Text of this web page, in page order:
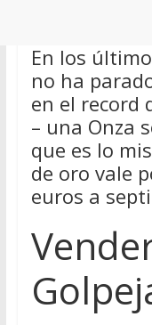
En los
no ha
en el record
– una Onza
que es lo
de oro vale
euros a